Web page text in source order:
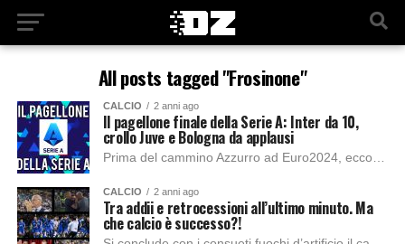
All posts tagged "Frosinone"
CALCIO 2 anni ago
Il pagellone finale della Serie A: Inter da 10,
crollo Juve e Bologna da applausi
CALCIO 2 anni ago
Tra addii e retrocessioni all’ultimo minuto. Ma
che calcio è successo?!